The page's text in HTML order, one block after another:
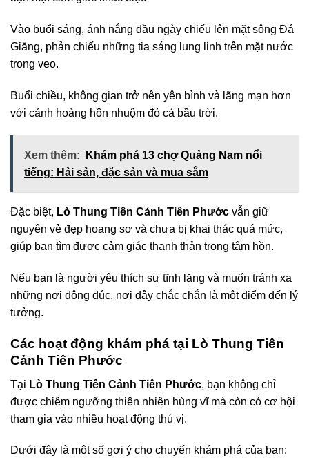
Vào buổi sáng, ánh nắng đầu ngày chiếu lên mặt sông Đá
Giăng, phản chiếu những tia sáng lung linh trên mặt nước
trong veo.
Buổi chiều, không gian trở nên yên bình và lãng mạn hơn
với cảnh hoàng hôn nhuộm đỏ cả bầu trời.
Xem thêm:
Khám phá 13 chợ Quảng Nam nổi
tiếng: Hải sản, đặc sản và mua sắm
Đặc biệt, Lò Thung Tiên Cảnh Tiên Phước vẫn giữ
nguyên vẻ đẹp hoang sơ và chưa bị khai thác quá mức,
giúp bạn tìm được cảm giác thanh thản trong tâm hồn.
Nếu bạn là người yêu thích sự tĩnh lặng và muốn tránh xa
những nơi đông đúc, nơi đây chắc chắn là một điểm đến lý
tưởng.
Các hoạt động khám phá tại Lò Thung Tiên
Cảnh Tiên Phước
Tại Lò Thung Tiên Cảnh Tiên Phước, bạn không chỉ
được chiêm ngưỡng thiên nhiên hùng vĩ mà còn có cơ hội
tham gia vào nhiều hoạt động thú vị.
Dưới đây là một số gợi ý cho chuyến khám phá của bạn: